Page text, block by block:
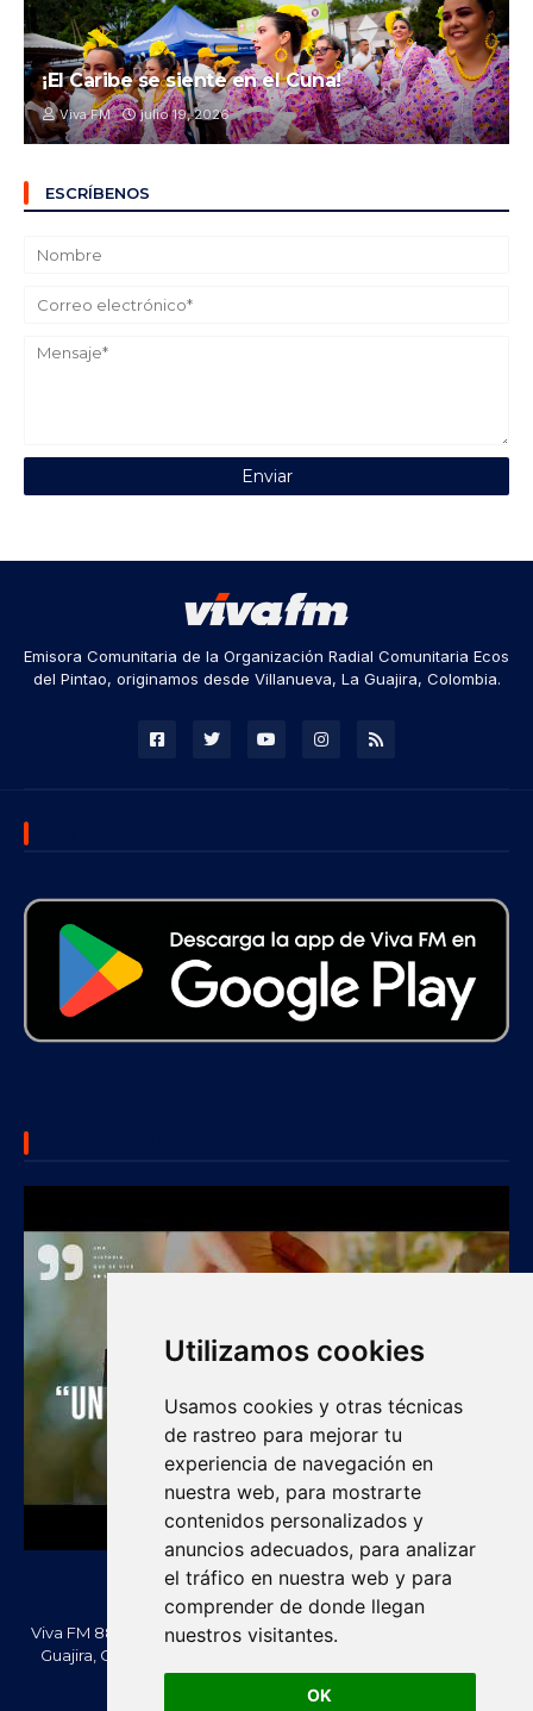
Utilizamos cookies
Usamos cookies y otras técnicas
de rastreo para mejorar tu
experiencia de navegación en
nuestra web, para mostrarte
contenidos personalizados y
anuncios adecuados, para analizar
el tráfico en nuestra web y para
comprender de donde llegan
nuestros visitantes.
OK
¡El Caribe se siente en el Cuna!
Viva FM julio 19, 2026
ESCRÍBENOS
Emisora Comunitaria de la Organización Radial Comunitaria Ecos
del Pintao, originamos desde Villanueva, La Guajira, Colombia.
Viva FM 88.2 FM es una emisora comunitaria de Villanueva, La
Guajira, Colombia. Información, noticias, cultura, vallenato y
actualidad regional.
vivafm.com.co